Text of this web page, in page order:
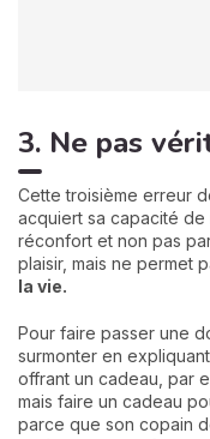
3. Ne pas
Cette troisième erreur
acquiert sa capacité
réconfort et non pas
plaisir, mais ne permet
la vie.
Pour faire passer une
surmonter en
offrant un cadeau, par
mais faire un cadeau
parce que son copain